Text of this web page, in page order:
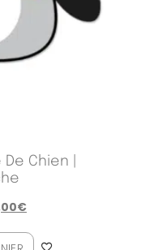
Chien |
€